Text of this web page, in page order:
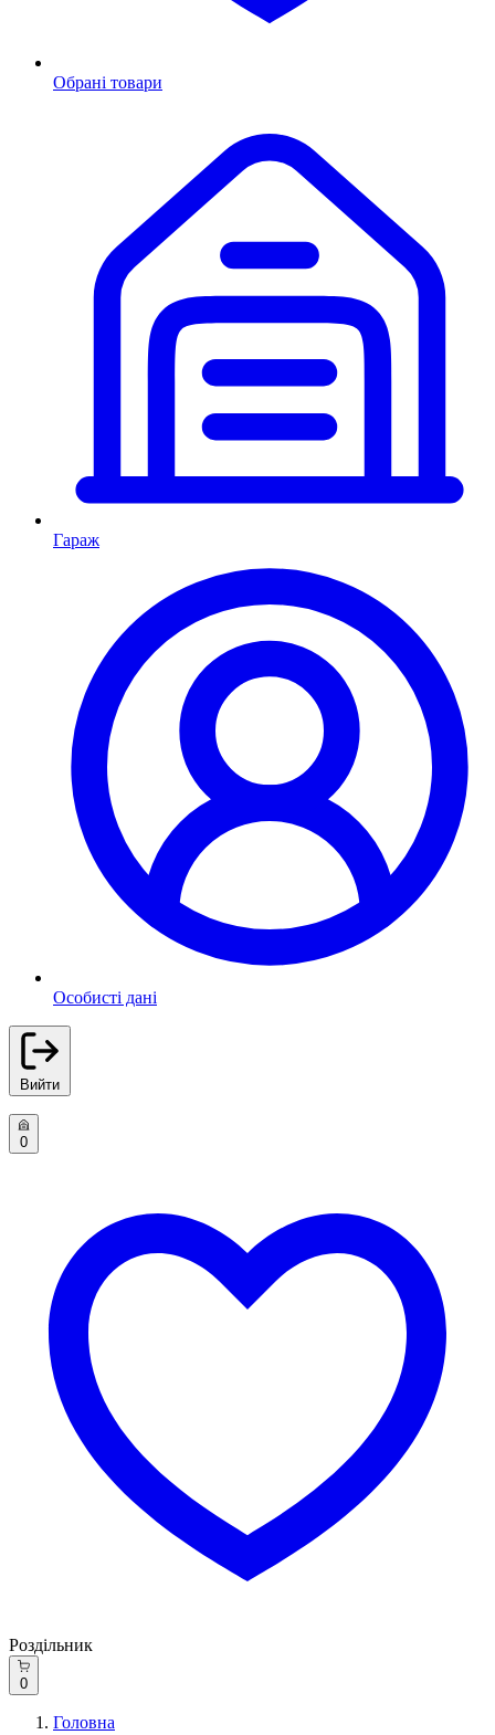
Обрані товари
Гараж
Особисті дані
Вийти
0
Роздільник
0
Головна